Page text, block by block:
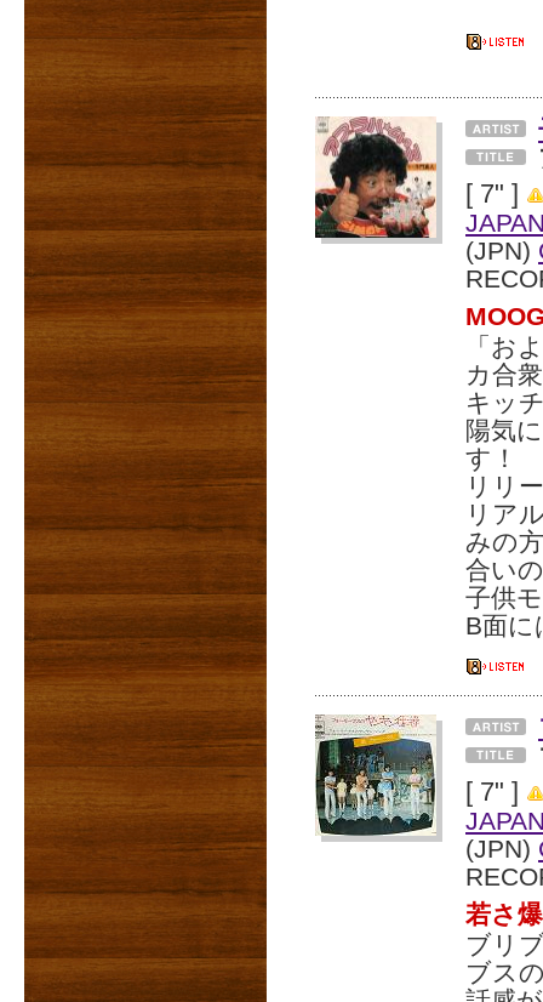
[ 7" ]
(JPN)
「お
カ合
キッ
陽気
す！
リリ
リア
みの
合い
子供
B面に
[ 7" ]
(JPN)
若さ
ブリ
ブス